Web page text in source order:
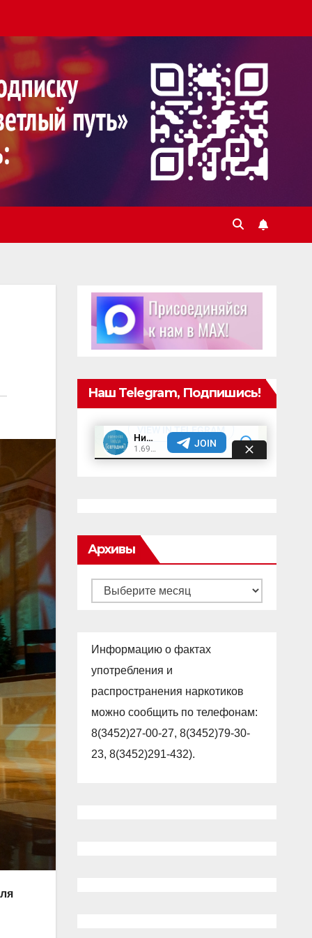
Наш Telegram, Подпишись!
Архивы
Архивы
Информацию о фактах
употребления и
распространения наркотиков
можно сообщить по телефонам:
8(3452)27-00-27, 8(3452)79-30-
23, 8(3452)291-432).